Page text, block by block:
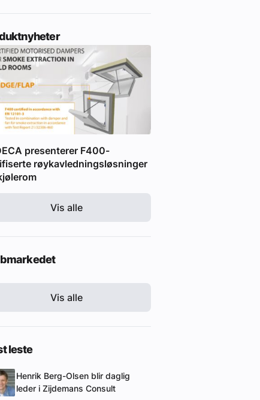
presenterer F400-
røykavledningsløsninger
Vis alle
Vis alle
leste
Henrik Berg-Olsen blir daglig
leder i Zijdemans Consult